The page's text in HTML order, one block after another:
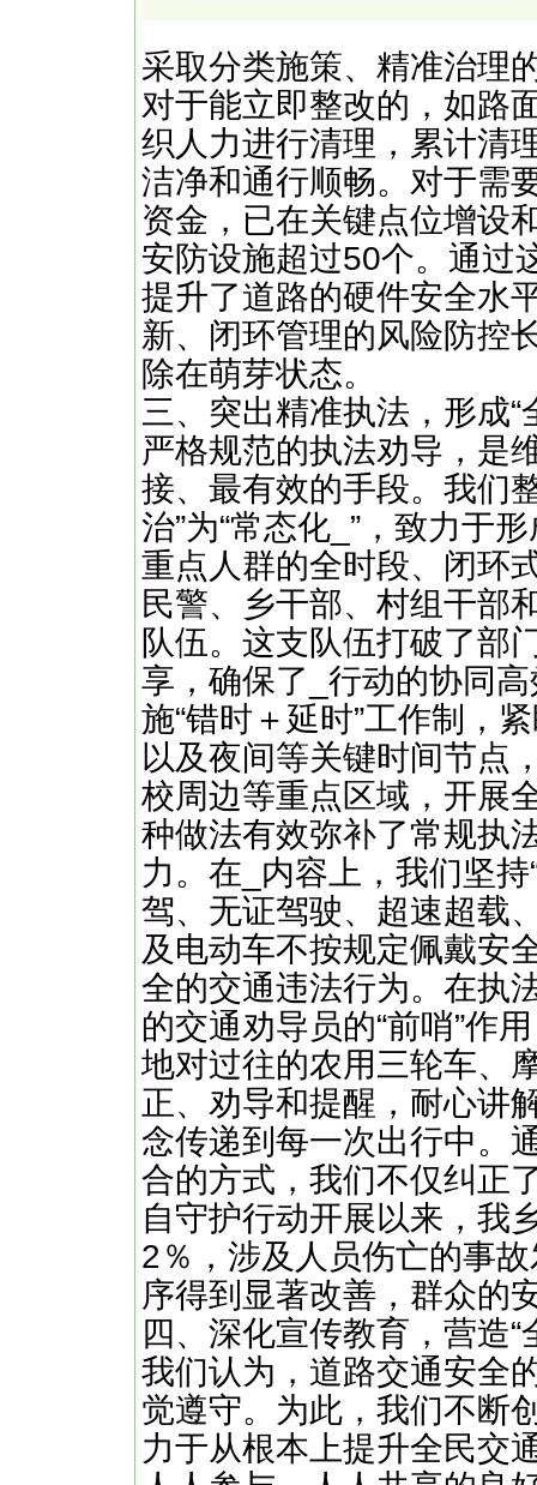
采取分类施策、精准治理
对于能立即整改的，如路
织人力进行清理，累计清
洁净和通行顺畅。对于需
资金，已在关键点位增设
安防设施超过50个。通过
提升了道路的硬件安全水
新、闭环管理的风险防控
除在萌芽状态。
三、突出精准执法，形成
严格规范的执法劝导，是
接、最有效的手段。我们
治”为“常态化_”，致力于
重点人群的全时段、闭环
民警、乡干部、村组干部
队伍。这支队伍打破了部
享，确保了_行动的协同
施“错时＋延时”工作制，
以及夜间等关键时间节点
校周边等重点区域，开展
种做法有效弥补了常规执
力。在_内容上，我们坚
驾、无证驾驶、超速超载
及电动车不按规定佩戴安
全的交通违法行为。在执
的交通劝导员的“前哨”作
地对过往的农用三轮车、
正、劝导和提醒，耐心讲
念传递到每一次出行中。
合的方式，我们不仅纠正
自守护行动开展以来，我
2％，涉及人员伤亡的事
序得到显著改善，群众的
四、深化宣传教育，营造
我们认为，道路交通安全
觉遵守。为此，我们不断
力于从根本上提升全民交